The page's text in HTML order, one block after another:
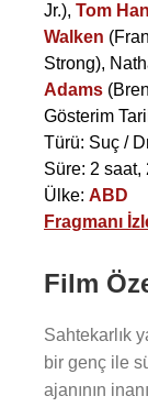
Jr.), Tom
Walken
Strong),
Adams
Gösterim
Türü: Suç /
Süre: 2 saat,
Ülke: ABD
Fragmanı
Film
Sahtekarlık
bir genç ile
ajanının